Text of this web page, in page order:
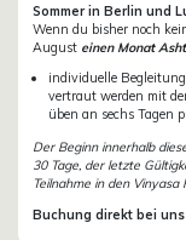
Sommer in Berlin und
Wenn du bisher noch
August einen Monat
individuelle Begleitung
vertraut werden mit
üben an sechs Tagen
Der Beginn innerhalb
30 Tage, der letzte
Teilnahme in den Vinyasa
Buchung direkt bei uns